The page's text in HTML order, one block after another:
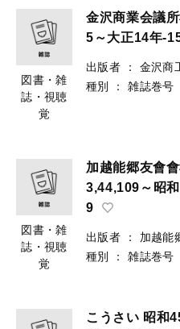
図書・雑
誌・視聴
覚
金沢商業会議
5～大正14年-
出版者 ：
金沢商
種別
： 雑誌巻号
図書・雑
誌・視聴
覚
加越能郷友會
3,44,109～昭
9
出版者 ：
加越能
種別
： 雑誌巻号
こうさい 昭和